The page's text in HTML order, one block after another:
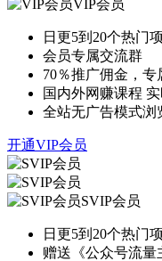
VIP会员
日更5到20个热门
会员专属交流群
70％推广佣金，专
国内外网赚课程
全站无广告模式浏
开通VIP会员
SVIP会员
日更5到20个热门
赠送《公众号流量